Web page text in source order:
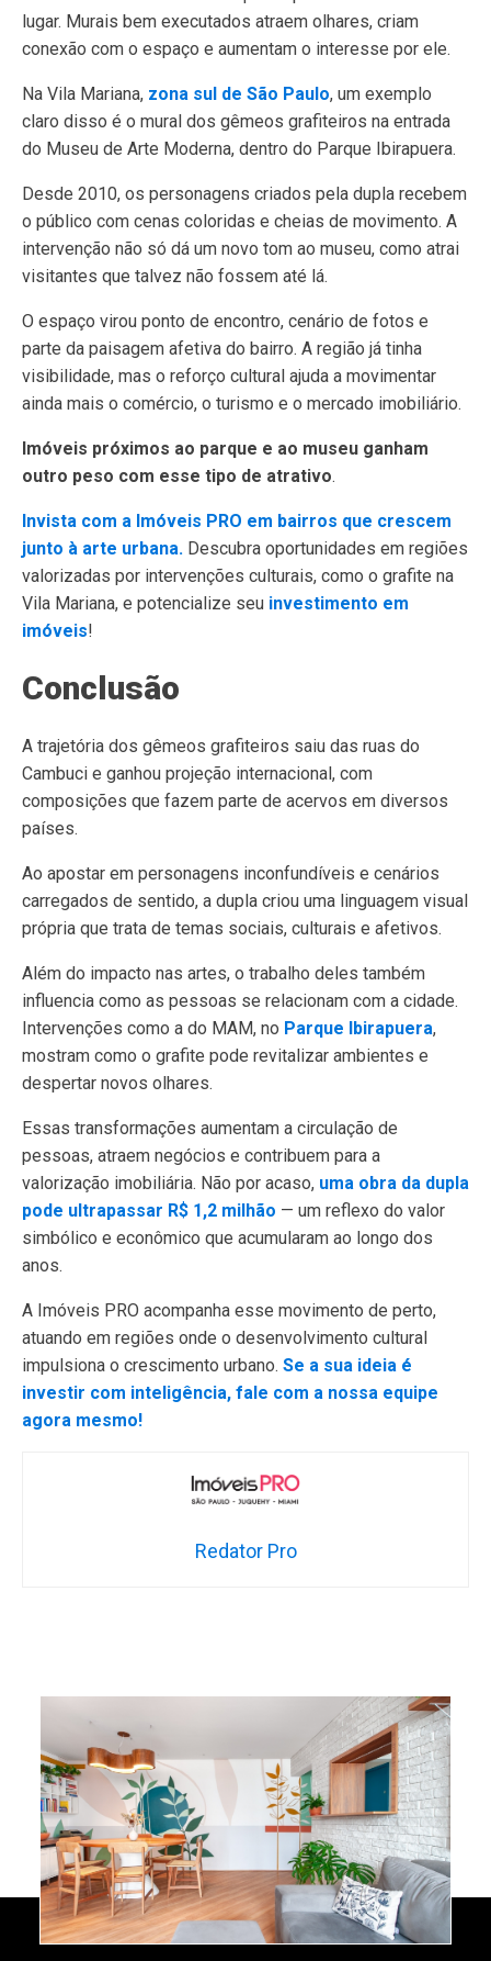
lugar. Murais bem executados atraem olhares, criam
conexão com o espaço e aumentam o interesse por ele.
Na Vila Mariana, zona sul de São Paulo, um exemplo
claro disso é o mural dos gêmeos grafiteiros na entrada
do Museu de Arte Moderna, dentro do Parque Ibirapuera.
Desde 2010, os personagens criados pela dupla recebem
o público com cenas coloridas e cheias de movimento. A
intervenção não só dá um novo tom ao museu, como atrai
visitantes que talvez não fossem até lá.
O espaço virou ponto de encontro, cenário de fotos e
parte da paisagem afetiva do bairro. A região já tinha
visibilidade, mas o reforço cultural ajuda a movimentar
ainda mais o comércio, o turismo e o mercado imobiliário.
Imóveis próximos ao parque e ao museu ganham
outro peso com esse tipo de atrativo.
Invista com a Imóveis PRO em bairros que crescem
junto à arte urbana. Descubra oportunidades em regiões
valorizadas por intervenções culturais, como o grafite na
Vila Mariana, e potencialize seu investimento em
imóveis!
Conclusão
A trajetória dos gêmeos grafiteiros saiu das ruas do
Cambuci e ganhou projeção internacional, com
composições que fazem parte de acervos em diversos
países.
Ao apostar em personagens inconfundíveis e cenários
carregados de sentido, a dupla criou uma linguagem visual
própria que trata de temas sociais, culturais e afetivos.
Além do impacto nas artes, o trabalho deles também
influencia como as pessoas se relacionam com a cidade.
Intervenções como a do MAM, no Parque Ibirapuera,
mostram como o grafite pode revitalizar ambientes e
despertar novos olhares.
Essas transformações aumentam a circulação de
pessoas, atraem negócios e contribuem para a
valorização imobiliária. Não por acaso, uma obra da dupla
pode ultrapassar R$ 1,2 milhão — um reflexo do valor
simbólico e econômico que acumularam ao longo dos
anos.
A Imóveis PRO acompanha esse movimento de perto,
atuando em regiões onde o desenvolvimento cultural
impulsiona o crescimento urbano. Se a sua ideia é
investir com inteligência, fale com a nossa equipe
agora mesmo!
Redator Pro